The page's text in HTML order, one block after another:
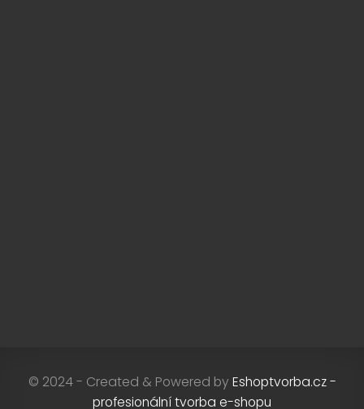
© 2024 - Created & Powered by Eshoptvorba.cz -
profesionální tvorba e-shopu